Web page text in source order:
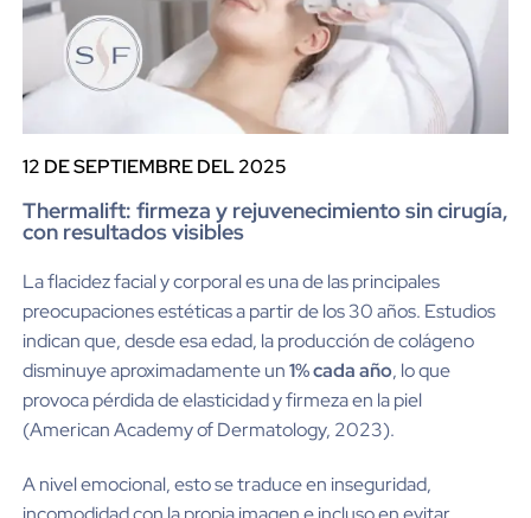
12 DE SEPTIEMBRE DEL 2025
Thermalift: firmeza y rejuvenecimiento sin cirugía,
con resultados visibles
La flacidez facial y corporal es una de las principales
preocupaciones estéticas a partir de los 30 años. Estudios
indican que, desde esa edad, la producción de colágeno
disminuye aproximadamente un1% cada año, lo que
provoca pérdida de elasticidad y firmeza en la piel
(American Academy of Dermatology, 2023).
A nivel emocional, esto se traduce en inseguridad,